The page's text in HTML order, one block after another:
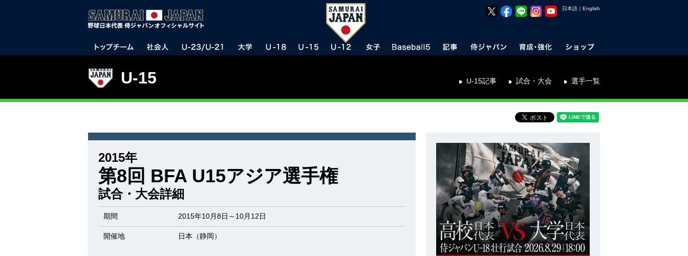
日本語 ｜ English
U-15 U-15記事 試合・大会 選手一覧
2015年
第8回 BFA U15アジア選手権
試合・大会詳細
期間 2015年10月8日～10月12日
開催地 日本（静岡）